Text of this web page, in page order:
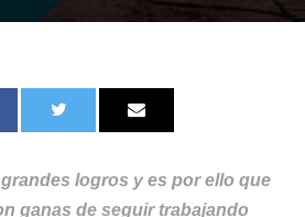
logros y es por ello que
ganas de seguir trabajando